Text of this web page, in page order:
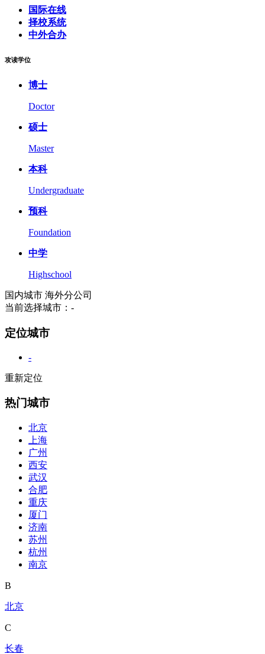
国际在线
择校系统
中外合办
攻读学位
博士
Doctor
硕士
Master
本科
Undergraduate
预科
Foundation
中学
Highschool
国内城市 海外分公司
当前选择城市： -
定位城市
-
重新定位
热门城市
北京
上海
广州
西安
武汉
合肥
重庆
厦门
济南
苏州
杭州
南京
B
北京
C
长春